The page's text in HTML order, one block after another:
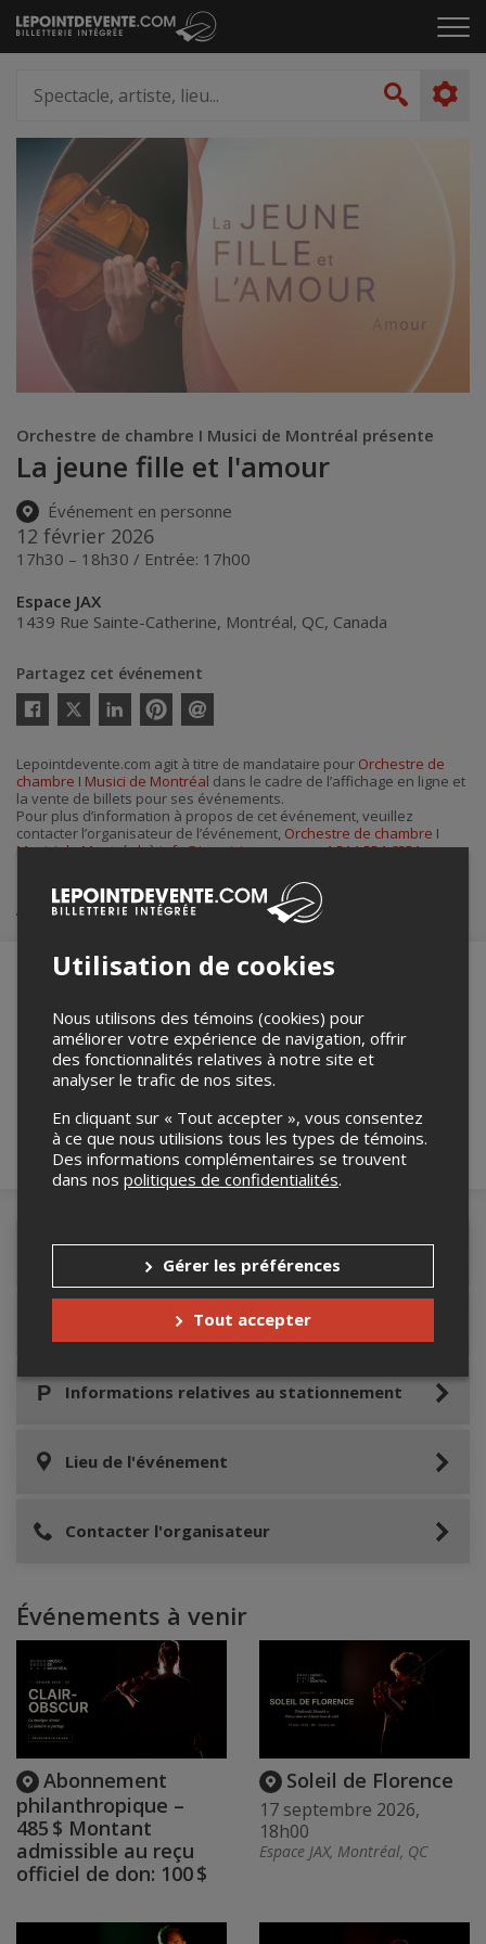
Passer
au
le
artiste,
lieu...
Orchestre de chambre I Musici de Montréal présente
La jeune fille et l'amour
Événement en personne
12 février 2026
17h30 – 18h30 / Entrée: 17h00
Espace JAX
1439 Rue Sainte-Catherine, Montréal, QC, Canada
Partagez cet événement
Twitter
courriel
Lepointdevente.com agit à titre de mandataire pour Orchestre de
chambre I Musici de Montréal dans le cadre de l’affichage en ligne et
la vente de billets pour ses événements.
Pour plus d’information à propos de cet événement, veuillez
contacter l’organisateur de l’événement, Orchestre de chambre I
Musici de Montréal, àinfo@imusici.comou au+1 514-554-6251.
Achat de billets
Merci de confirmer que vous n'êtes pas un
robot ci-bas.
Accès au site de l'événement
Informations relatives au stationnement
Lieu de l'événement
Contacter l'organisateur
Événements à venir
Abonnement
philanthropique –
485 $ Montant
admissible au reçu
officiel de don: 100 $
Soleil de Florence
17 septembre 2026,
18h00
Espace JAX, Montréal, QC
Utilisation de cookies
Nous utilisons des témoins (cookies) pour
améliorer votre expérience de navigation, offrir
des fonctionnalités relatives à notre site et
analyser le trafic de nos sites.
En cliquant sur « Tout accepter », vous consentez
à ce que nous utilisions tous les types de témoins.
Des informations complémentaires se trouvent
dans nos politiques de confidentialités.
Gérer les préférences
Tout accepter